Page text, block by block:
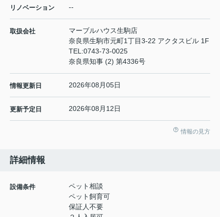
リノベーション --
取扱会社
マーブルハウス生駒店
奈良県生駒市元町1丁目3-22 アクタスビル 1F
TEL:0743-73-0025
奈良県知事 (2) 第4336号
情報更新日 2026年08月05日
更新予定日 2026年08月12日
情報の見方
詳細情報
設備条件
ペット相談
ペット飼育可
保証人不要